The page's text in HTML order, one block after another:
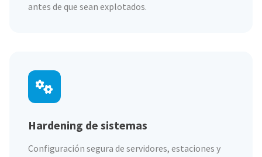
antes de que sean explotados.
Hardening de sistemas
Configuración segura de servidores, estaciones y